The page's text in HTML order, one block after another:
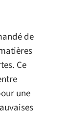
de
Ce
une